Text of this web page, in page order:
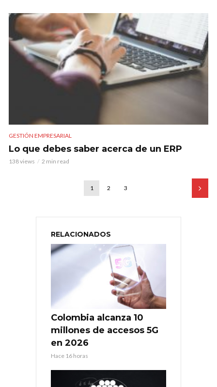
GESTIÓN EMPRESARIAL
Lo que debes saber acerca de un ERP
138 views 2 min read
1 2 3
RELACIONADOS
Colombia alcanza 10
millones de accesos 5G
en 2026
Hace 16 horas